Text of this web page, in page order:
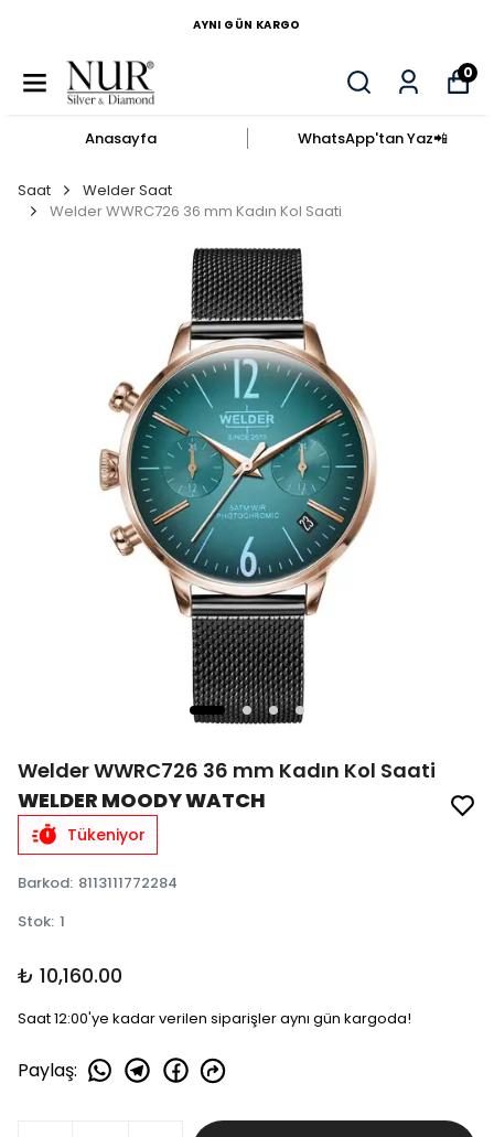
AYNI GÜN KARGO
0
Anasayfa WhatsApp'tan Yaz​📲​
Saat
Welder Saat
Welder WWRC726 36 mm Kadın Kol Saati
Welder WWRC726 36 mm Kadın Kol Saati
WELDER MOODY WATCH
Tükeniyor
Barkod: 8113111772284
Stok: 1
₺ 10,160.00
Saat 12:00'ye kadar verilen siparişler aynı gün kargoda!
Paylaş: